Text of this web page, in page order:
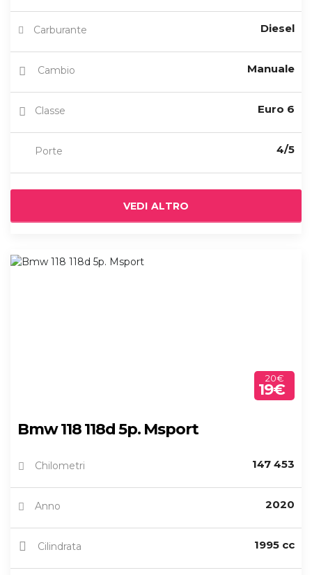
Carburante Diesel
Cambio Manuale
Classe Euro 6
Porte 4/5
VEDI ALTRO
20€
19€
Bmw 118 118d 5p. Msport
Chilometri 147 453
Anno 2020
Cilindrata 1995 cc